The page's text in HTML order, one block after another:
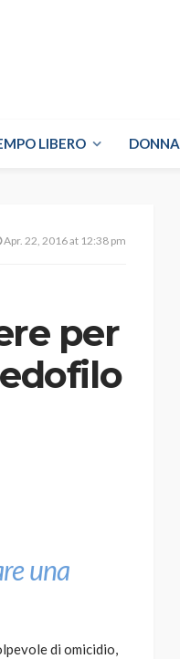
LIBERO DONNA
Apr. 22, 2016 at 12:38 pm
per
una
di omicidio,
mondiale e
la stessa causa